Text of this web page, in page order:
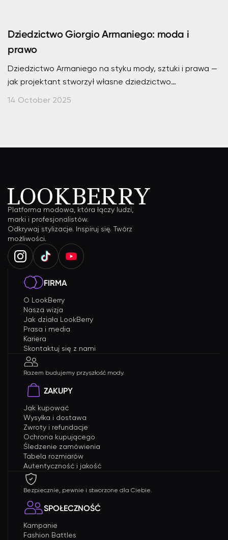
Dziedzictwo Giorgio Armaniego: moda i
prawo
Dziedzictwo Armaniego na styku mody, sztuki i prawa —
jak projektant stworzył własne dziedzictwo
wykraczające poza markę.
14 October 2025
Platforma modowa, która łączy ludzi,
marki i profesjonalistów.
Odkrywaj stylizacje. Inspiruj się. Twórz
możliwości.
FIRMA
O LookBerry
Nasza wizja
Jak działa LookBerry
Prasa i media
Kariera
Skontaktuj się z nami
Razem budujemy przyszłość mody.
ZAKUPY
Jak kupować
Wysyłka i dostawa
Zwroty i refundacje
Ochrona kupującego
Śledzenie zamówienia
Tabela rozmiarów
Autentyczność i jakość
Bezpiecznie, pewnie i stworzone dla Ciebie.
SPOŁECZNOŚĆ
Kampanie
Fashion Battles